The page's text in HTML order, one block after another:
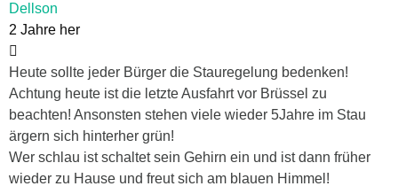
Dellson
2 Jahre her
Heute sollte jeder Bürger die Stauregelung bedenken!
Achtung heute ist die letzte Ausfahrt vor Brüssel zu
beachten! Ansonsten stehen viele wieder 5Jahre im Stau
ärgern sich hinterher grün!
Wer schlau ist schaltet sein Gehirn ein und ist dann früher
wieder zu Hause und freut sich am blauen Himmel!